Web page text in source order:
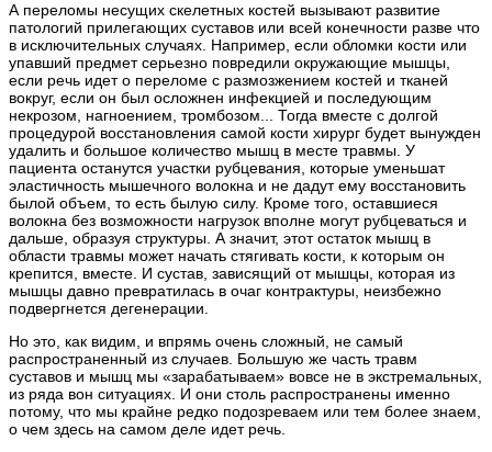
А переломы несущих скелетных костей вызывают развитие
патологий прилегающих суставов или всей конечности разве что
в исключительных случаях. Например, если обломки кости или
упавший предмет серьезно повредили окружающие мышцы,
если речь идет о переломе с размозжением костей и тканей
вокруг, если он был осложнен инфекцией и последующим
некрозом, нагноением, тромбозом... Тогда вместе с долгой
процедурой восстановления самой кости хирург будет вынужден
удалить и большое количество мышц в месте травмы. У
пациента останутся участки рубцевания, которые уменьшат
эластичность мышечного волокна и не дадут ему восстановить
былой объем, то есть былую силу. Кроме того, оставшиеся
волокна без возможности нагрузок вполне могут рубцеваться и
дальше, образуя структуры. А значит, этот остаток мышц в
области травмы может начать стягивать кости, к которым он
крепится, вместе. И сустав, зависящий от мышцы, которая из
мышцы давно превратилась в очаг контрактуры, неизбежно
подвергнется дегенерации.
Но это, как видим, и впрямь очень сложный, не самый
распространенный из случаев. Большую же часть травм
суставов и мышц мы «зарабатываем» вовсе не в экстремальных,
из ряда вон ситуациях. И они столь распространены именно
потому, что мы крайне редко подозреваем или тем более знаем,
о чем здесь на самом деле идет речь.